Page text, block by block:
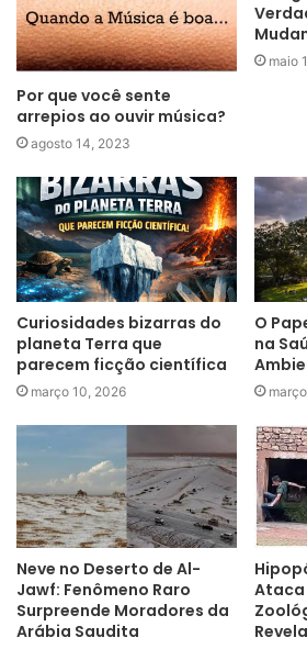
Por que você sente
arrepios ao ouvir música?
agosto 14, 2023
maio
Curiosidades bizarras do
planeta Terra que
parecem ficção científica
março 10, 2026
O
na
Neve no Deserto de Al-
Jawf: Fenômeno Raro
Surpreende Moradores da
Arábia Saudita
Ataca